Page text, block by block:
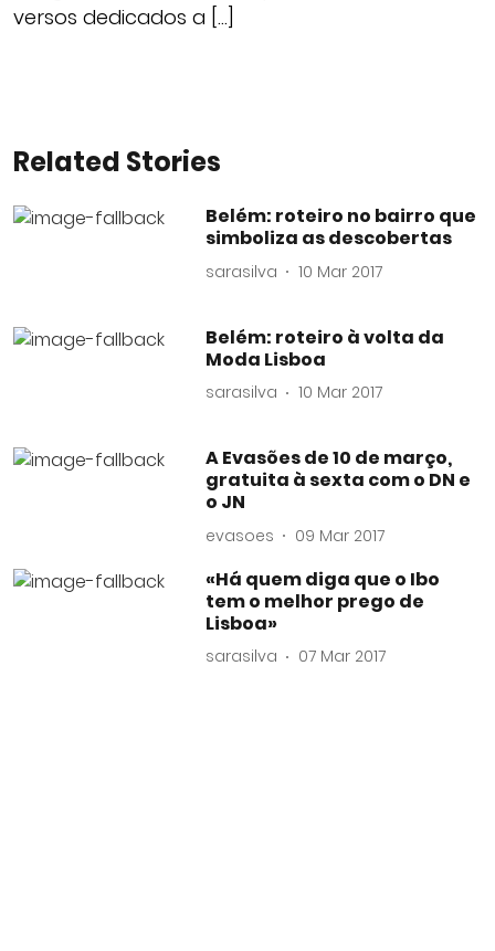
versos dedicados a […]
Related Stories
Belém: roteiro no bairro que
simboliza as descobertas
sarasilva 10 Mar 2017
Belém: roteiro à volta da
Moda Lisboa
sarasilva 10 Mar 2017
A Evasões de 10 de março,
gratuita à sexta com o DN e
o JN
evasoes 09 Mar 2017
«Há quem diga que o Ibo
tem o melhor prego de
Lisboa»
sarasilva 07 Mar 2017